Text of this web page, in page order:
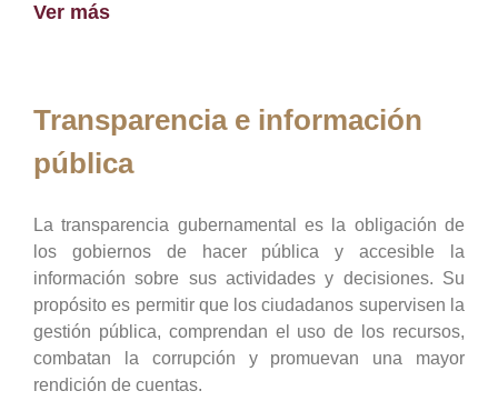
Ver más
Transparencia e información
pública
La transparencia gubernamental es la obligación de
los gobiernos de hacer pública y accesible la
información sobre sus actividades y decisiones. Su
propósito es permitir que los ciudadanos supervisen la
gestión pública, comprendan el uso de los recursos,
combatan la corrupción y promuevan una mayor
rendición de cuentas.